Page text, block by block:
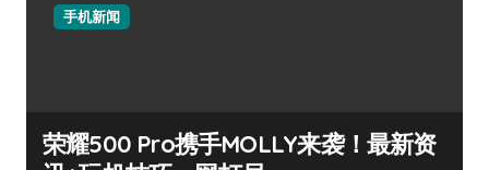
手机新闻
荣耀500 Pro携手MOLLY来袭！最新资